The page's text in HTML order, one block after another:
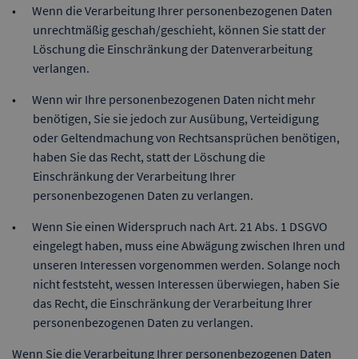
Wenn die Verarbeitung Ihrer personenbezogenen Daten
unrechtmäßig geschah/geschieht, können Sie statt der
Löschung die Einschränkung der Datenverarbeitung
verlangen.
Wenn wir Ihre personenbezogenen Daten nicht mehr
benötigen, Sie sie jedoch zur Ausübung, Verteidigung
oder Geltendmachung von Rechtsansprüchen benötigen,
haben Sie das Recht, statt der Löschung die
Einschränkung der Verarbeitung Ihrer
personenbezogenen Daten zu verlangen.
Wenn Sie einen Widerspruch nach Art. 21 Abs. 1 DSGVO
eingelegt haben, muss eine Abwägung zwischen Ihren und
unseren Interessen vorgenommen werden. Solange noch
nicht feststeht, wessen Interessen überwiegen, haben Sie
das Recht, die Einschränkung der Verarbeitung Ihrer
personenbezogenen Daten zu verlangen.
Wenn Sie die Verarbeitung Ihrer personenbezogenen Daten